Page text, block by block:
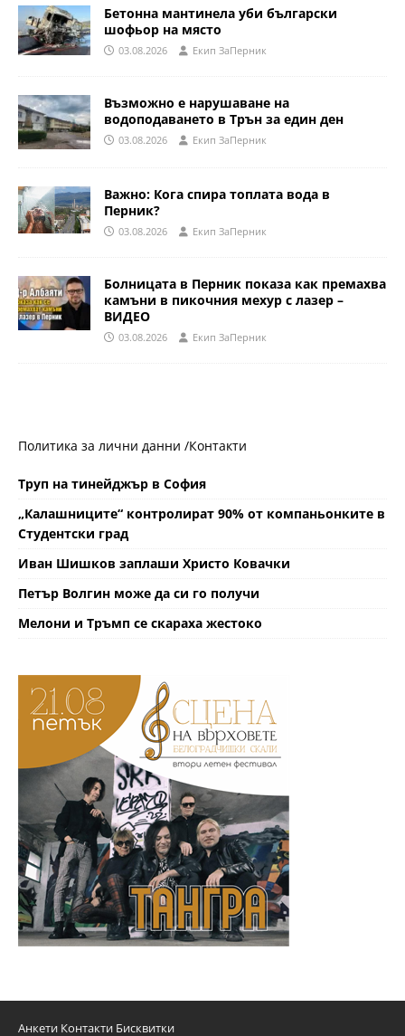
Бетонна мантинела уби български
шофьор на място
03.08.2026 Eкип ЗаПерник
Възможно е нарушаване на
водоподаването в Трън за един ден
03.08.2026 Eкип ЗаПерник
Важно: Кога спира топлата вода в
Перник?
03.08.2026 Eкип ЗаПерник
Болницата в Перник показа как премахва
камъни в пикочния мехур с лазер –
ВИДЕО
03.08.2026 Eкип ЗаПерник
Политика за лични данни /Контакти
Труп на тинейджър в София
„Калашниците“ контролират 90% от компаньонките в
Студентски град
Иван Шишков заплаши Христо Ковачки
Петър Волгин може да си го получи
Мелони и Тръмп се скараха жестоко
Анкети Контакти Бисквитки